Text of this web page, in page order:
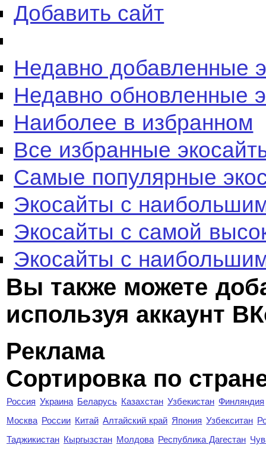
Добавить сайт
Недавно добавленные
Недавно обновленные
Наиболее в избранном
Все избранные
Самые популярные
Экосайты с
Экосайты с самой
Экосайты с
Вы также можете
используя аккаунт
Реклама
Сортировка по
Россия Украина Беларусь Казахстан Узбекистан Финляндия
Москва России Китай Алтайский край Япония Узбекситан
Таджикистан Кыргызстан Молдова Республика Дагестан